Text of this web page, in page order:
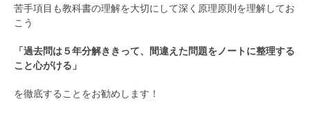
苦手項目も教科書の理解を大切にして深く原理原則を理解してお
こう
「過去問は５年分解ききって、間違えた問題をノートに整理する
こと心がける」
を徹底することをお勧めします！